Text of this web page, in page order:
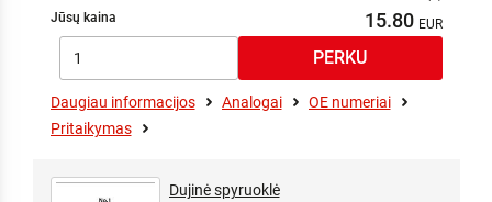
Jūsų kaina
15.80
Daugiau informacijos Analogai
OE numeriai
Pritaikymas
Dujinė spyruoklė